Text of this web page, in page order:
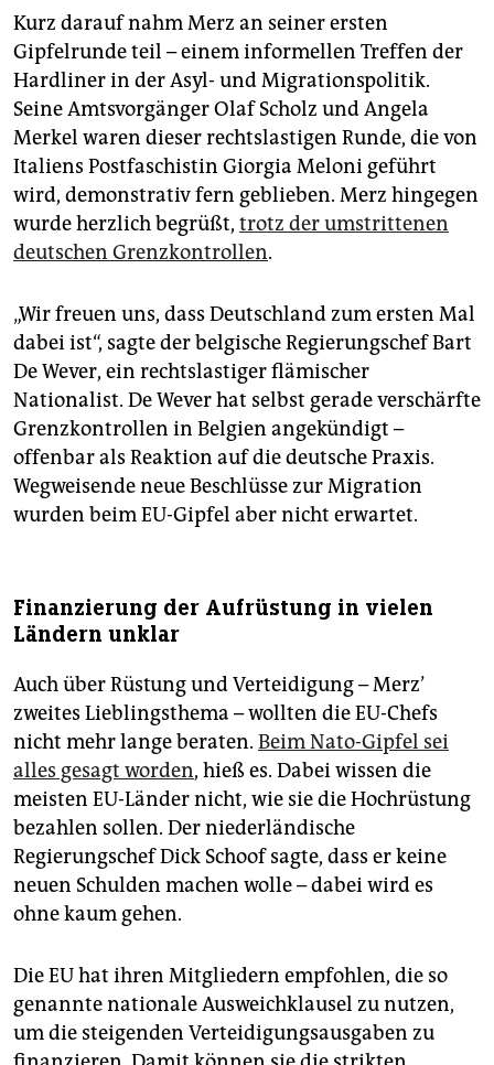
Kurz darauf nahm Merz an seiner ersten
Gipfelrunde teil – einem informellen Treffen der
Hardliner in der Asyl- und Migrationspolitik.
Seine Amtsvorgänger Olaf Scholz und Angela
Merkel waren dieser rechtslastigen Runde, die von
Italiens Postfaschistin Giorgia Meloni geführt
wird, demonstrativ fern geblieben. Merz hingegen
wurde herzlich begrüßt, trotz der umstrittenen
deutschen Grenzkontrollen.
„Wir freuen uns, dass Deutschland zum ersten Mal
dabei ist“, sagte der belgische Regierungschef Bart
De Wever, ein rechtslastiger flämischer
Nationalist. De Wever hat selbst gerade verschärfte
Grenzkontrollen in Belgien angekündigt –
offenbar als Reaktion auf die deutsche Praxis.
Wegweisende neue Beschlüsse zur Migration
wurden beim EU-Gipfel aber nicht erwartet.
Finanzierung der Aufrüstung in vielen
Ländern unklar
Auch über Rüstung und Verteidigung – Merz’
zweites Lieblingsthema – wollten die EU-Chefs
nicht mehr lange beraten. Beim Nato-Gipfel sei
alles gesagt worden, hieß es. Dabei wissen die
meisten EU-Länder nicht, wie sie die Hochrüstung
bezahlen sollen. Der niederländische
Regierungschef Dick Schoof sagte, dass er keine
neuen Schulden machen wolle – dabei wird es
ohne kaum gehen.
Die EU hat ihren Mitgliedern empfohlen, die so
genannte nationale Ausweichklausel zu nutzen,
um die steigenden Verteidigungsausgaben zu